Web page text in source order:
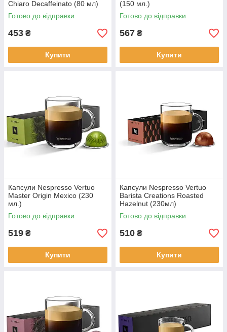
Chiaro Decaffeinato (80 мл)
Готово до відправки
453 ₴
Купити
(150 мл.)
Готово до відправки
567 ₴
Купити
Капсули Nespresso Vertuo
Master Origin Mexico (230
мл.)
Готово до відправки
519 ₴
Купити
Капсули Nespresso Vertuo
Barista Creations Roasted
Hazelnut (230мл)
Готово до відправки
510 ₴
Купити